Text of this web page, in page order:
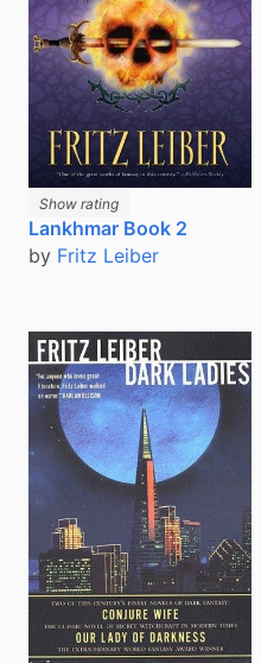
Show rating
Lankhmar Book 2
by Fritz Leiber